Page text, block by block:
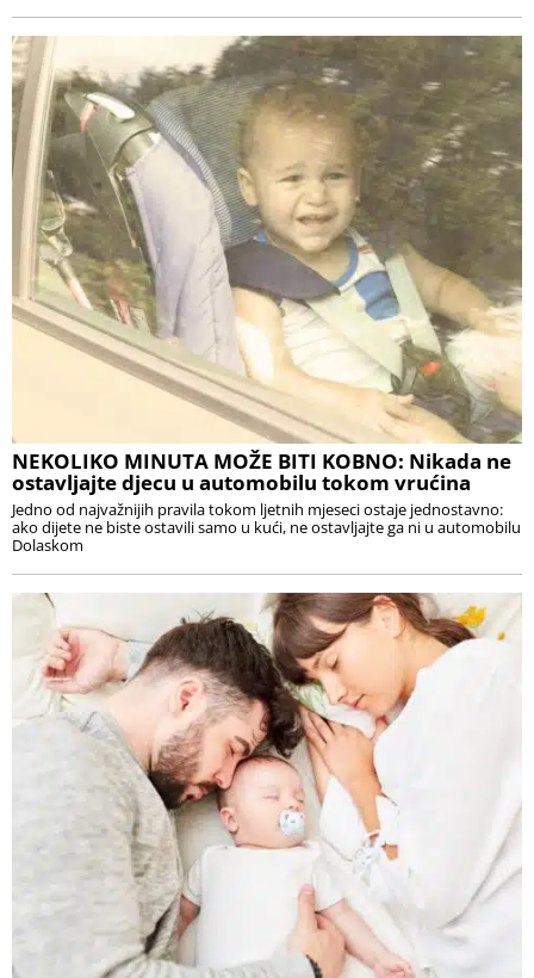
NEKOLIKO MINUTA MOŽE BITI KOBNO: Nikada ne
ostavljajte djecu u automobilu tokom vrućina
Jedno od najvažnijih pravila tokom ljetnih mjeseci ostaje jednostavno:
ako dijete ne biste ostavili samo u kući, ne ostavljajte ga ni u automobilu
Dolaskom